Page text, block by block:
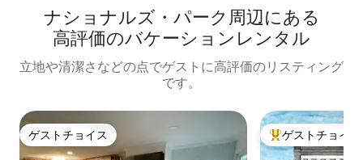
ナショナルズ・パーク⁠周⁠辺⁠に⁠あ⁠る
高⁠評⁠価⁠のバ⁠ケ⁠ー⁠シ⁠ョ⁠ン⁠レ⁠ン⁠タ⁠ル
立地や清潔さなどの点でゲストに高評価のリスティング
です。
ゲストチョイス
ゲストチョイス 大好評のゲスト
ゲストチョイス